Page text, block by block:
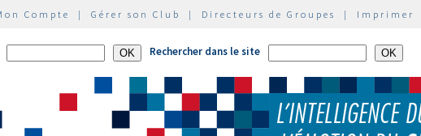
Compte | Gérer son Club | Directeurs de Groupes | Imprimer
Rechercher dans le site